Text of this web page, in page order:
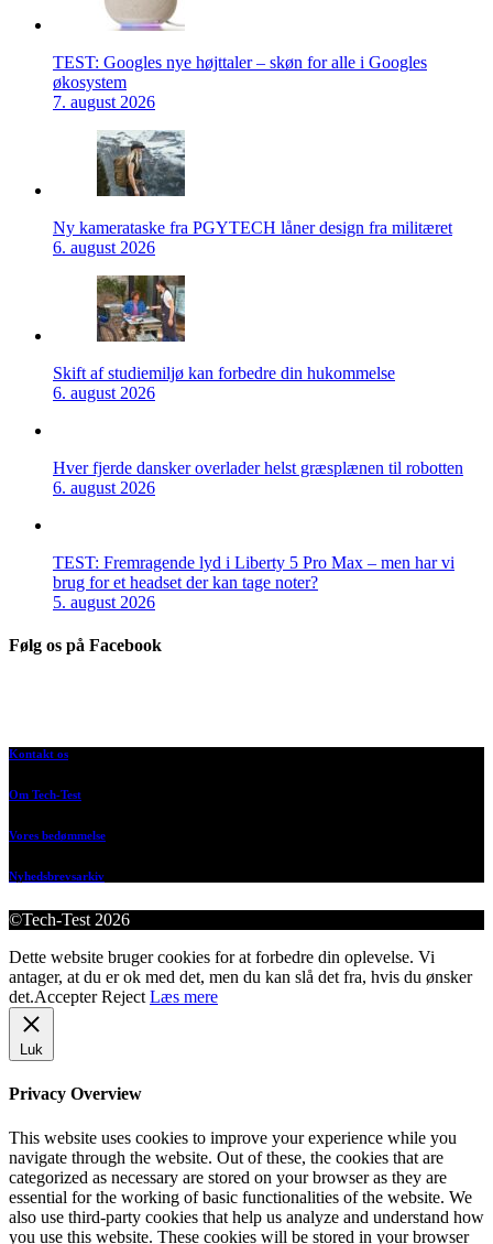
TEST: Googles nye højttaler – skøn for alle i Googles
økosystem
7. august 2026
Ny kamerataske fra PGYTECH låner design fra militæret
6. august 2026
Skift af studiemiljø kan forbedre din hukommelse
6. august 2026
Hver fjerde dansker overlader helst græsplænen til robotten
6. august 2026
TEST: Fremragende lyd i Liberty 5 Pro Max – men har vi
brug for et headset der kan tage noter?
5. august 2026
Følg os på Facebook
Kontakt os
Om Tech-Test
Vores bedømmelse
Nyhedsbrevsarkiv
©Tech-Test 2026
Dette website bruger cookies for at forbedre din oplevelse. Vi
antager, at du er ok med det, men du kan slå det fra, hvis du ønsker
det.Accepter Reject Læs mere
Luk
Privacy Overview
This website uses cookies to improve your experience while you
navigate through the website. Out of these, the cookies that are
categorized as necessary are stored on your browser as they are
essential for the working of basic functionalities of the website. We
also use third-party cookies that help us analyze and understand how
you use this website. These cookies will be stored in your browser